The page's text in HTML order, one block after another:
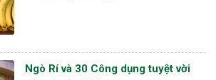
Ngò Rí và 30 Công dụng tuyệt vời